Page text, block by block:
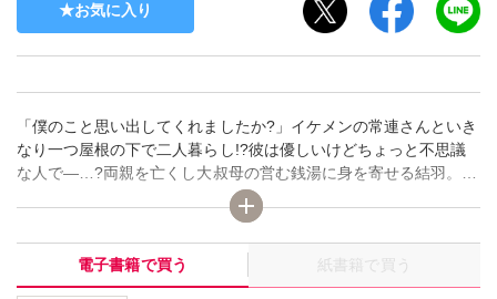
お気に入り
「僕のこと思い出してくれましたか?」イケメンの常連さんといき
なり一つ屋根の下で二人暮らし!?彼は優しいけどちょっと不思議
な人で―…?両親を亡くし大叔母の営む銭湯に身を寄せる結羽。突
然勤め先の会社が倒産し途方に暮れている中、大叔母が倒れてし
まう。偶然そこに居合わせたご新規客の万城目が協力を申し出て
くれ、結羽は銭湯の番頭に転身することに!!蓋を開けてみると、万
城目は住み込みで働く約束になっていて!?お風呂で遭遇してしま
ったり、気付いたら同じ布団で寝ていたり!?ドキドキの連続だけ
電子書籍で買う 紙書籍で買う